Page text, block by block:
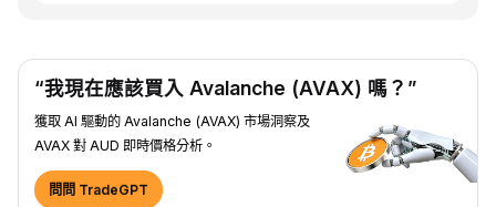
“我現在應該買入 Avalanche (AVAX) 嗎？”
獲取 AI 驅動的 Avalanche (AVAX) 市場洞察及
AVAX 對 AUD 即時價格分析。
問問 TradeGPT